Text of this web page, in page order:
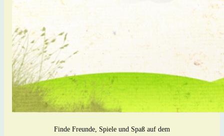
Finde Freunde, Spiele und Spaß auf dem